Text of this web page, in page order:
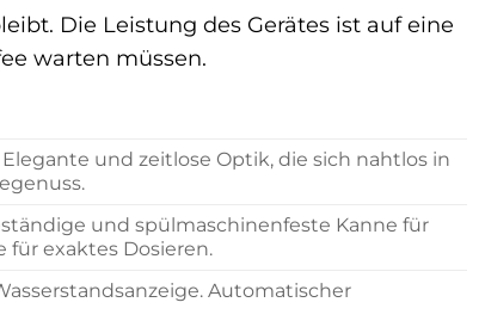
Die Leistung des Gerätes ist auf eine
warten müssen.
und zeitlose Optik, die sich nahtlos in
und spülmaschinenfeste Kanne für
für exaktes Dosieren.
Automatischer